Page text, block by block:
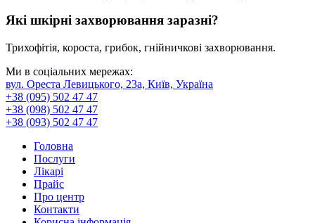
Які шкірні захворювання заразні?
Трихофітія, короста, грибок, гнійничкові захворювання.
Ми в соціальних мережах:
вул. Ореста Левицького, 23а, Київ, Україна
+38 (095) 502 47 47
+38 (098) 502 47 47
+38 (093) 502 47 47
Головна
Послуги
Лікарі
Прайс
Про центр
Контакти